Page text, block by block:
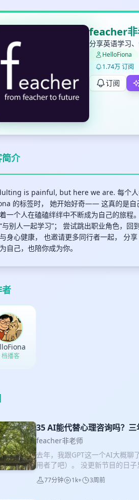
feacher非
分享英语学习
HelloFiona
1.74万 订阅
订阅
介
is painful, but here we are. 每个人
的标签时， 她开始好奇—— 这真的是自
一个人在磕磕绊绊中不断成为自己的旅
与别人一起学习”； 尝试跳出职业角色，
身心健康， 也邀请更多同行者一起， 分
自己，也陪你成为你。
档播客
35 AI能代替心理咨询吗？
feacher非老师
去年，我跟GPT这一个AI大概聊
用者了吧）。 没更新节目的日
除夕夜的情绪奔溃、迷茫时带领
时，我也没有停止长程的心理咨
77分钟 1k+ 3周前
键盘下留人
删除确认
加入播单